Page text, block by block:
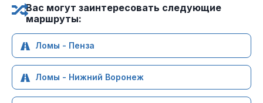
Вас могут заинтересовать следующие
маршруты:
Ломы - Пенза
Ломы - Нижний Воронеж